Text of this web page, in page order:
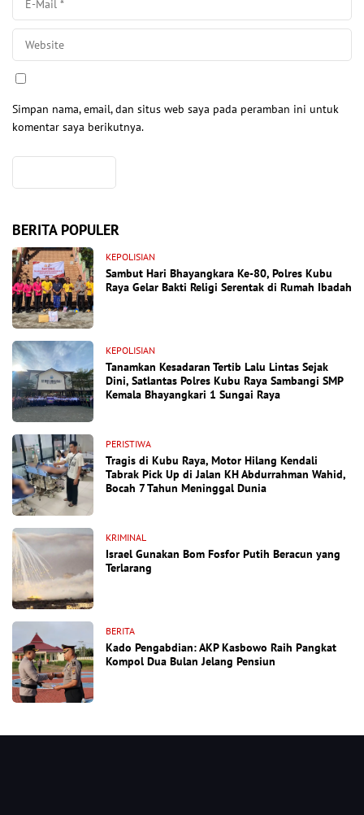
Simpan nama, email, dan situs web saya pada peramban ini untuk
komentar saya berikutnya.
BERITA POPULER
KEPOLISIAN
Sambut Hari Bhayangkara Ke-80, Polres Kubu
Raya Gelar Bakti Religi Serentak di Rumah Ibadah
KEPOLISIAN
Tanamkan Kesadaran Tertib Lalu Lintas Sejak
Dini, Satlantas Polres Kubu Raya Sambangi SMP
Kemala Bhayangkari 1 Sungai Raya
PERISTIWA
Tragis di Kubu Raya, Motor Hilang Kendali
Tabrak Pick Up di Jalan KH Abdurrahman Wahid,
Bocah 7 Tahun Meninggal Dunia
KRIMINAL
Israel Gunakan Bom Fosfor Putih Beracun yang
Terlarang
BERITA
Kado Pengabdian: AKP Kasbowo Raih Pangkat
Kompol Dua Bulan Jelang Pensiun